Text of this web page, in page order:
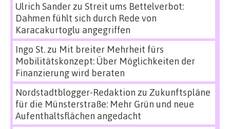
Ulrich Sanderzu Streit ums Bettelverbot:
Dahmen fühlt sich durch Rede von
Karacakurtoglu angegriffen
Ingo St.zu Mit breiter Mehrheit fürs
Mobilitätskonzept: Über Möglichkeiten der
Finanzierung wird beraten
Nordstadtblogger-Redaktion zu Zukunftspläne
für die Münsterstraße: Mehr Grün und neue
Aufenthaltsflächen angedacht